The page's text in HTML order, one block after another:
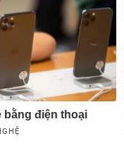
bằng điện thoại